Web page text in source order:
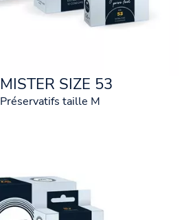
MISTER SIZE 53
Préservatifs taille M